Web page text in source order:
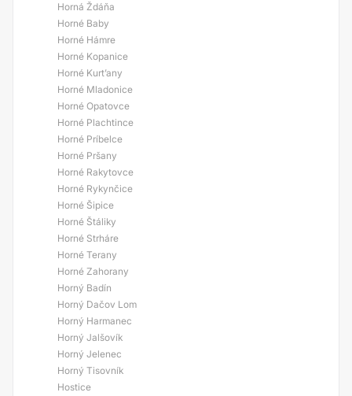
Horná Ždáňa
Horné Baby
Horné Hámre
Horné Kopanice
Horné Kurt’any
Horné Mladonice
Horné Opatovce
Horné Plachtince
Horné Príbelce
Horné Pršany
Horné Rakytovce
Horné Rykynčice
Horné Šipice
Horné Štáliky
Horné Strháre
Horné Terany
Horné Zahorany
Horný Badín
Horný Dačov Lom
Horný Harmanec
Horný Jalšovík
Horný Jelenec
Horný Tisovník
Hostice